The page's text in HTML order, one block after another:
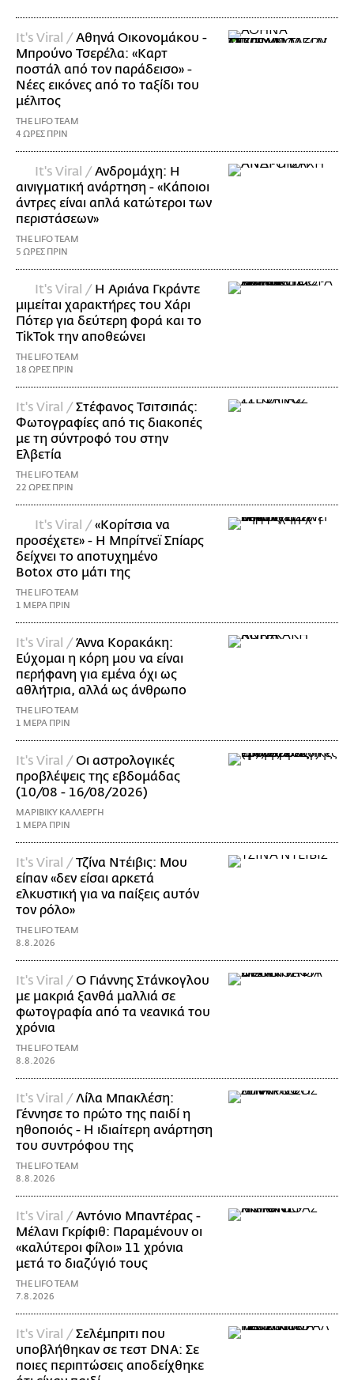
It's Viral / Αθηνά Οικονομάκου -
Μπρούνο Τσερέλα: «Καρτ
ποστάλ από τον παράδεισο» -
Νέες εικόνες από το ταξίδι του
μέλιτος
THE LIFO TEAM
4 ΩΡΕΣ ΠΡΙΝ
It's Viral / Ανδρομάχη: Η
αινιγματική ανάρτηση - «Κάποιοι
άντρες είναι απλά κατώτεροι των
περιστάσεων»
THE LIFO TEAM
5 ΩΡΕΣ ΠΡΙΝ
It's Viral / Η Αριάνα Γκράντε
μιμείται χαρακτήρες του Χάρι
Πότερ για δεύτερη φορά και το
TikTok την αποθεώνει
THE LIFO TEAM
18 ΩΡΕΣ ΠΡΙΝ
It's Viral / Στέφανος Τσιτσιπάς:
Φωτογραφίες από τις διακοπές
με τη σύντροφό του στην
Ελβετία
THE LIFO TEAM
22 ΩΡΕΣ ΠΡΙΝ
It's Viral / «Κορίτσια να
προσέχετε» - Η Μπρίτνεϊ Σπίαρς
δείχνει το αποτυχημένο
Botox στο μάτι της
THE LIFO TEAM
1 ΜΕΡΑ ΠΡΙΝ
It's Viral / Άννα Κορακάκη:
Εύχομαι η κόρη μου να είναι
περήφανη για εμένα όχι ως
αθλήτρια, αλλά ως άνθρωπο
THE LIFO TEAM
1 ΜΕΡΑ ΠΡΙΝ
It's Viral / Οι αστρολογικές
προβλέψεις της εβδομάδας
(10/08 - 16/08/2026)
ΜΑΡΙΒΙΚΥ ΚΑΛΛΕΡΓΗ
1 ΜΕΡΑ ΠΡΙΝ
It's Viral / Τζίνα Ντέιβις: Μου
είπαν «δεν είσαι αρκετά
ελκυστική για να παίξεις αυτόν
τον ρόλο»
THE LIFO TEAM
8.8.2026
It's Viral / Ο Γιάννης Στάνκογλου
με μακριά ξανθά μαλλιά σε
φωτογραφία από τα νεανικά του
χρόνια
THE LIFO TEAM
8.8.2026
It's Viral / Λίλα Μπακλέση:
Γέννησε το πρώτο της παιδί η
ηθοποιός - Η ιδιαίτερη ανάρτηση
του συντρόφου της
THE LIFO TEAM
8.8.2026
It's Viral / Αντόνιο Μπαντέρας -
Μέλανι Γκρίφιθ: Παραμένουν οι
«καλύτεροι φίλοι» 11 χρόνια
μετά το διαζύγιό τους
THE LIFO TEAM
7.8.2026
It's Viral / Σελέμπριτι που
υποβλήθηκαν σε τεστ DNA: Σε
ποιες περιπτώσεις αποδείχθηκε